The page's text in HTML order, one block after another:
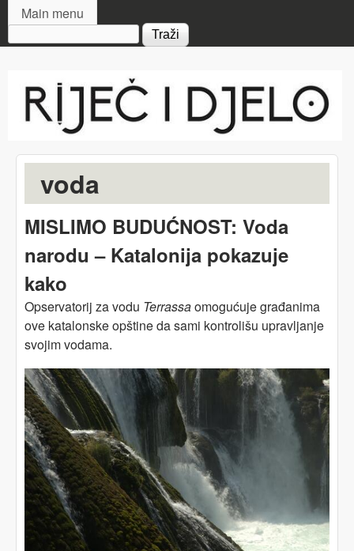
MAIN MENU
Main menu
Search form
i djelo
voda
MISLIMO BUDUĆNOST: Voda
narodu – Katalonija pokazuje
kako
Opservatorij za vodu Terrassaomogućuje građanima
ove katalonske opštine da sami kontrolišu upravljanje
svojim vodama.